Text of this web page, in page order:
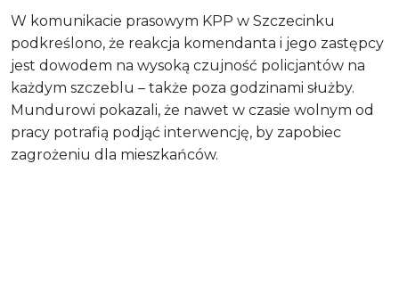
W komunikacie prasowym KPP w Szczecinku
podkreślono, że reakcja komendanta i jego zastępcy
jest dowodem na wysoką czujność policjantów na
każdym szczeblu – także poza godzinami służby.
Mundurowi pokazali, że nawet w czasie wolnym od
pracy potrafią podjąć interwencję, by zapobiec
zagrożeniu dla mieszkańców.